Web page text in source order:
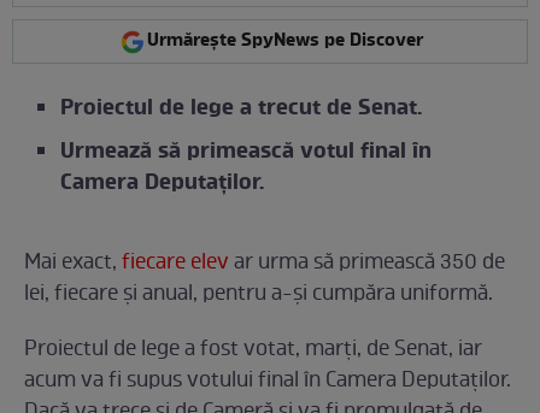
Urmărește SpyNews pe Discover
Proiectul de lege a trecut de Senat.
Urmează să primească votul final în
Camera Deputaților.
Mai exact,fiecare elevar urma să primească 350 de
lei, fiecare și anual, pentru a-și cumpăra uniformă.
Proiectul de lege a fost votat, marți, de Senat, iar
acum va fi supus votului final în Camera Deputaților.